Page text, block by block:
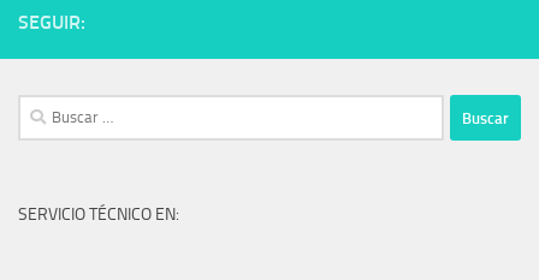
SEGUIR:
Buscar:
SERVICIO TÉCNICO EN: